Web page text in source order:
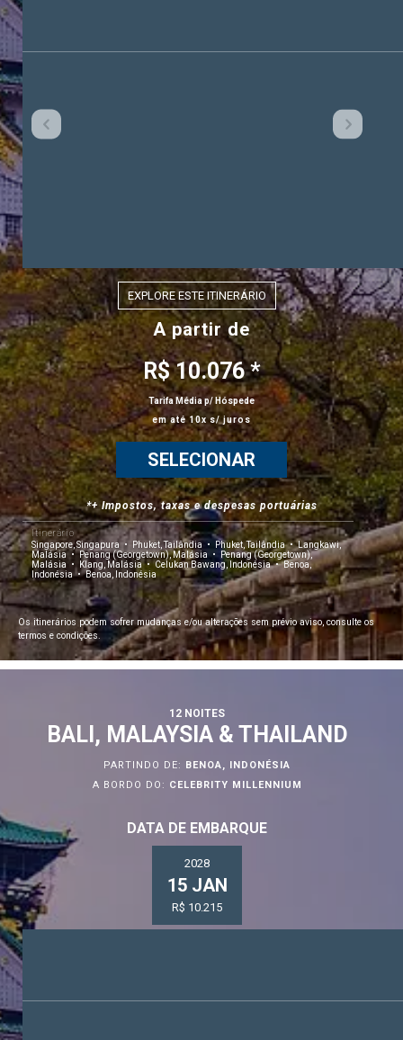
EXPLORE ESTE ITINERÁRIO
A partir de
R$ 10.076 *
Tarifa Média p/ Hóspede
em até 10x s/ juros
SELECIONAR
*+ Impostos, taxas e despesas portuárias
Itinerário
Singapore, Singapura
Phuket, Tailândia Phuket, Tailândia
Langkawi,
Malásia
Penang (Georgetown), Malásia
Penang (Georgetown),
Malásia
Klang, Malásia Celukan Bawang, Indonésia
Benoa,
Indonésia
Benoa, Indonésia
Os itinerários podem sofrer mudanças e/ou alterações sem prévio aviso, consulte os
termos e condições.
12 NOITES
BALI, MALAYSIA & THAILAND
PARTINDO DE:
BENOA, INDONÉSIA
A BORDO DO: CELEBRITY MILLENNIUM
DATA DE EMBARQUE
2028
15 JAN
R$ 10.215